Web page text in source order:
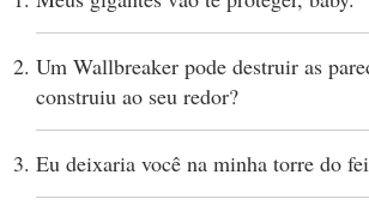
Um Wallbreaker pode destruir as
construiu ao seu redor?
Eu deixaria você na minha torre do